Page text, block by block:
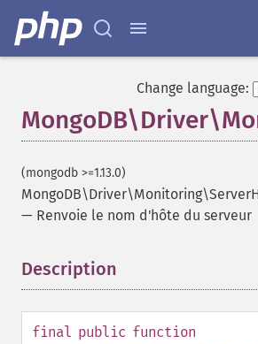
Change language:
(mongodb >=1.13.0)
— Renvoie le nom d'hôte du serveur
Description
final public function